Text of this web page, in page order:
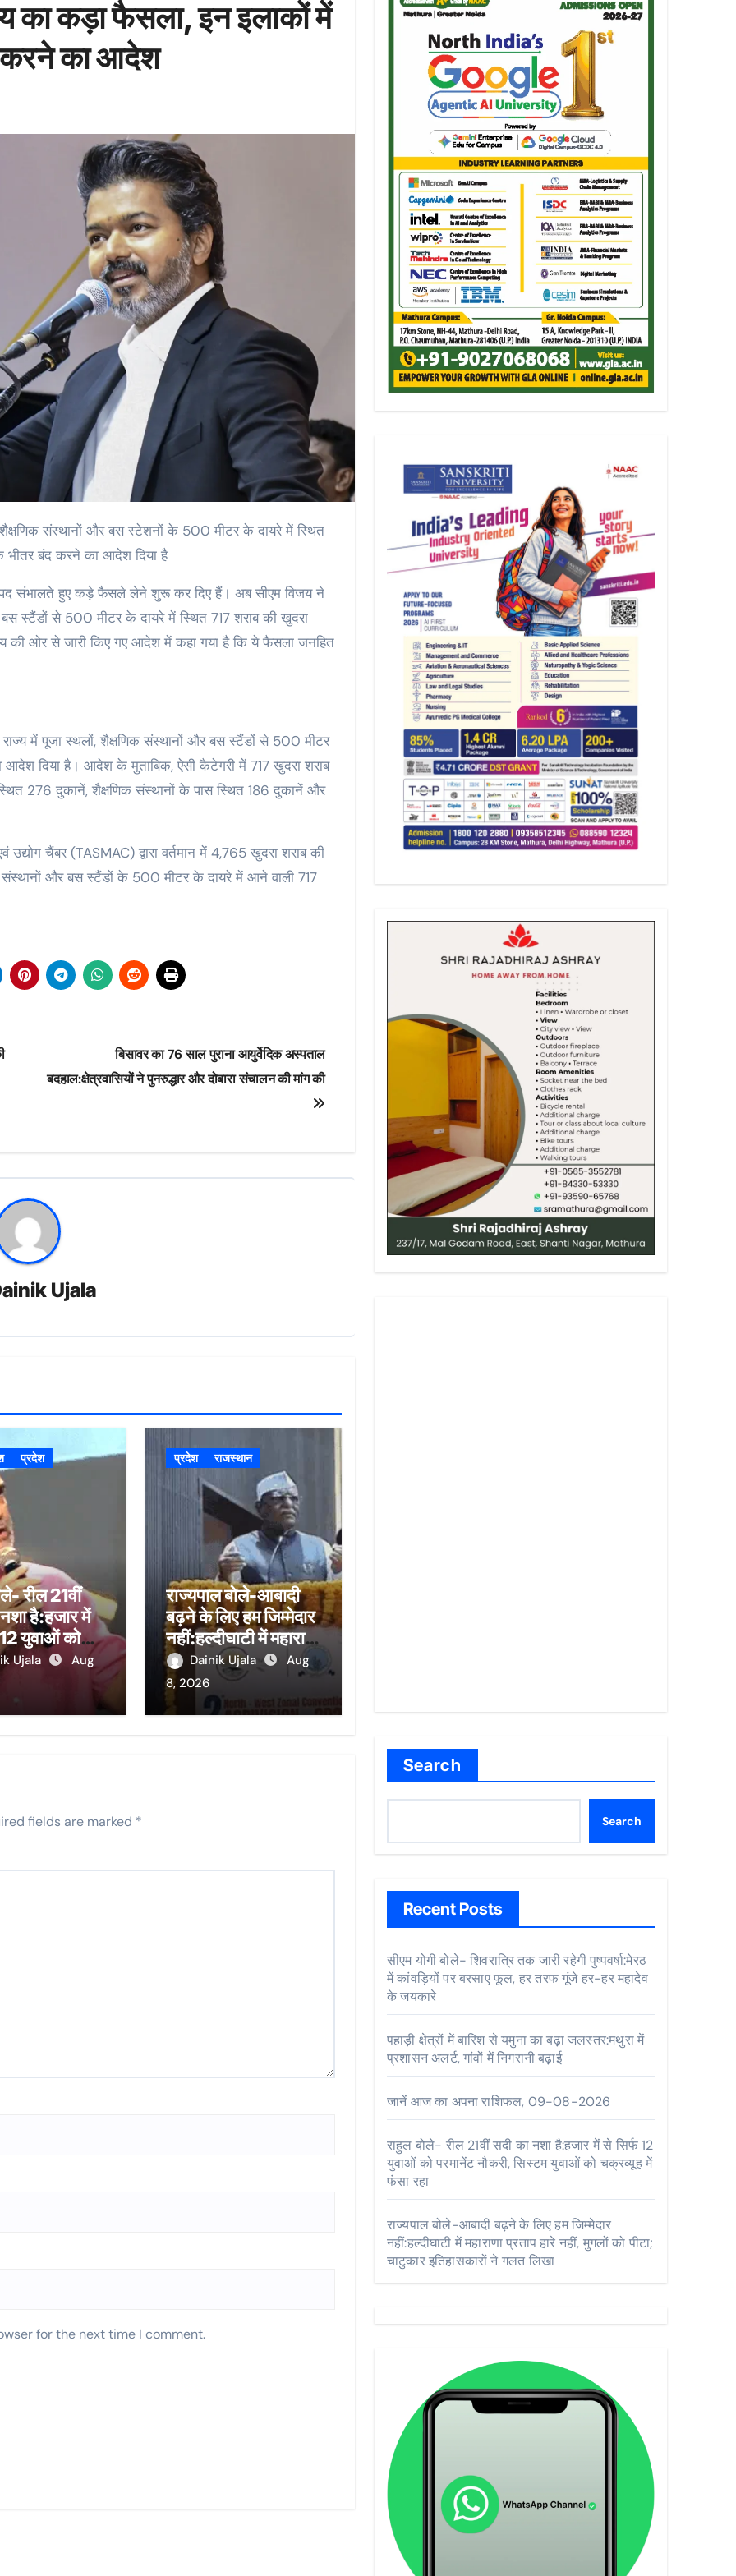
का कड़ा फैसला, इन इलाकों में
करने का आदेश
संस्थानों और बस स्टेशनों के 500 मीटर के दायरे में स्थित
के भीतर बंद करने का आदेश दिया है
पद संभालते हुए कड़े फैसले लेने शुरू कर दिए हैं। अब सीएम विजय ने
स्टैंडों से 500 मीटर के दायरे में स्थित 717 शराब की खुदरा
की ओर से जारी किए गए आदेश में कहा गया है कि ये फैसला जनहित
में पूजा स्थलों, शैक्षणिक संस्थानों और बस स्टैंडों से 500 मीटर
आदेश दिया है। आदेश के मुताबिक, ऐसी कैटेगरी में 717 खुदरा शराब
276 दुकानें, शैक्षणिक संस्थानों के पास स्थित 186 दुकानें और
चैंबर (TASMAC) द्वारा वर्तमान में 4,765 खुदरा शराब की
और बस स्टैंडों के 500 मीटर के दायरे में आने वाली 717
बिसावर का 76 साल पुराना आयुर्वेदिक अस्पताल
बदहाल:क्षेत्रवासियों ने पुनरुद्धार और दोबारा संचालन की मांग की
Ujala
प्रदेश
रील 21वीं
है:हजार में
युवाओं को
सिस्टम
चक्रव्यूह में
Ujala
Aug
प्रदेश राजस्थान
राज्यपाल बोले-आबादी
बढ़ने के लिए हम जिम्मेदार
नहीं:हल्दीघाटी में महाराणा
प्रताप हारे नहीं, मुगलों
को पीटा; चाटुकार
इतिहासकारों ने गलत
Dainik Ujala
Aug
8, 2026
fields are marked *
for the next time I comment.
Search
Search
Recent Posts
सीएम योगी बोले- शिवरात्रि तक जारी रहेगी पुष्पवर्षा:मेरठ
में कांवड़ियों पर बरसाए फूल, हर तरफ गूंजे हर-हर महादेव
के जयकारे
पहाड़ी क्षेत्रों में बारिश से यमुना का बढ़ा जलस्तर:मथुरा में
प्रशासन अलर्ट, गांवों में निगरानी बढ़ाई
जानें आज का अपना राशिफल, 09-08-2026
राहुल बोले- रील 21वीं सदी का नशा है:हजार में से सिर्फ 12
युवाओं को परमानेंट नौकरी, सिस्टम युवाओं को चक्रव्यूह में
फंसा रहा
राज्यपाल बोले-आबादी बढ़ने के लिए हम जिम्मेदार
नहीं:हल्दीघाटी में महाराणा प्रताप हारे नहीं, मुगलों को पीटा;
चाटुकार इतिहासकारों ने गलत लिखा